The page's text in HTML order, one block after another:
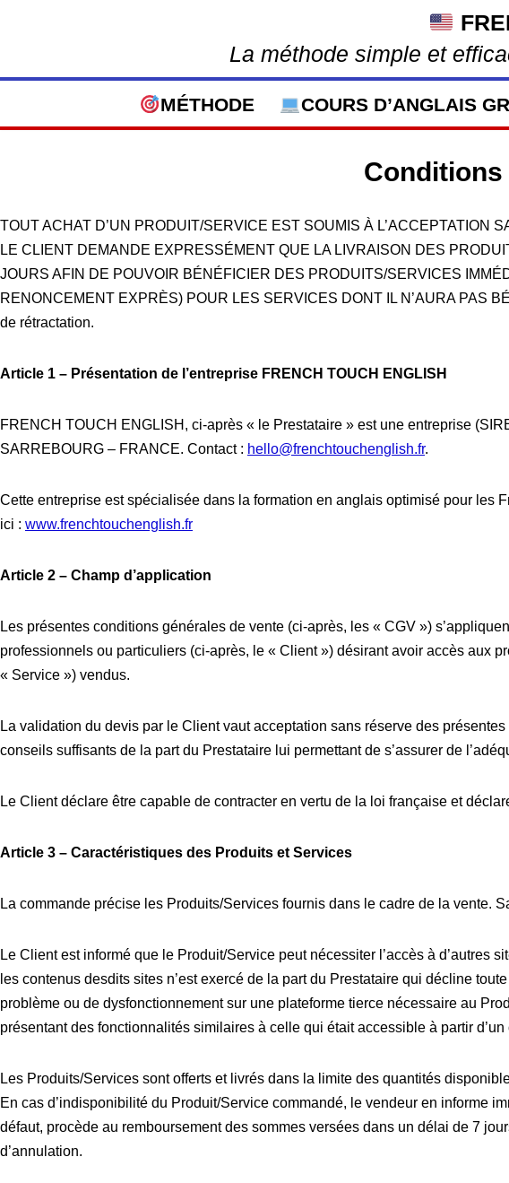
au
La méthode simple et
MÉTHODE COURS D’ANGLAIS
Conditions
TOUT ACHAT D’UN PRODUIT/SERVICE EST SOUMIS À
LE CLIENT DEMANDE EXPRESSÉMENT QUE LA LIVRAISON DES
JOURS AFIN DE POUVOIR BÉNÉFICIER DES PRODUITS/SERVICES
RENONCEMENT EXPRÈS) POUR LES SERVICES DONT IL N’AURA PAS
de rétractation.
Article 1 – Présentation de l’entreprise FRENCH TOUCH ENGLISH
FRENCH TOUCH ENGLISH, ci-après « le Prestataire » est une entreprise
SARREBOURG – FRANCE. Contact : hello@frenchtouchenglish.fr.
Cette entreprise est spécialisée dans la formation en anglais optimisé pour les
ici : www.frenchtouchenglish.fr
Article 2 – Champ d’application
Les présentes conditions générales de vente (ci-après, les « CGV »)
professionnels ou particuliers (ci-après, le « Client ») désirant avoir accès aux
« Service ») vendus.
La validation du devis par le Client vaut acceptation sans réserve des
conseils suffisants de la part du Prestataire lui permettant de s’assurer de
Le Client déclare être capable de contracter en vertu de la loi française et
Article 3 – Caractéristiques des Produits et Services
La commande précise les Produits/Services fournis dans le cadre de la vente.
Le Client est informé que le Produit/Service peut nécessiter l’accès à
les contenus desdits sites n’est exercé de la part du Prestataire qui décline
problème ou de dysfonctionnement sur une plateforme tierce nécessaire au
présentant des fonctionnalités similaires à celle qui était accessible à partir d’un
Les Produits/Services sont offerts et livrés dans la limite des quantités
En cas d’indisponibilité du Produit/Service commandé, le vendeur en informe
défaut, procède au remboursement des sommes versées dans un délai de 7
d’annulation.